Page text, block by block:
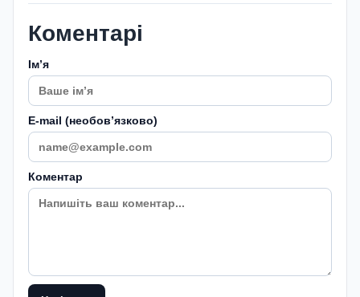
Коментарі
Імʼя
E-mail (необовʼязково)
Коментар